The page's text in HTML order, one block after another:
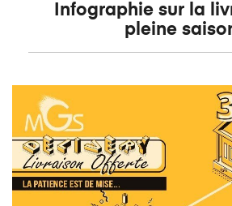
Infographie sur la
pleine